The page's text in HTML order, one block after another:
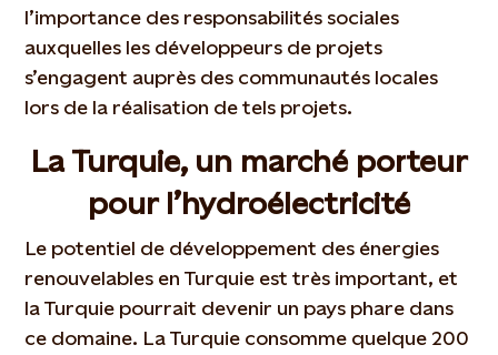
l’importance des responsabilités sociales
auxquelles les développeurs de projets
s’engagent auprès des communautés locales
lors de la réalisation de tels projets.
La Turquie, un marché porteur
pour l’hydroélectricité
Le potentiel de développement des énergies
renouvelables en Turquie est très important, et
la Turquie pourrait devenir un pays phare dans
ce domaine. La Turquie consomme quelque 200